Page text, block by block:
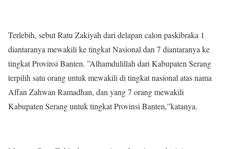
Terlebih, sebut Ratu Zakiyah dari delapan calon paskibraka 1
diantaranya mewakili ke tingkat Nasional dan 7 diantaranya ke
tingkat Provinsi Banten. ”Alhamdulillah dari Kabupaten Serang
terpilih satu orang untuk mewakili di tingkat nasional atas nama
Affan Zahwan Ramadhan, dan yang 7 orang mewakili
Kabupaten Serang untuk tingkat Provinsi Banten,”katanya.